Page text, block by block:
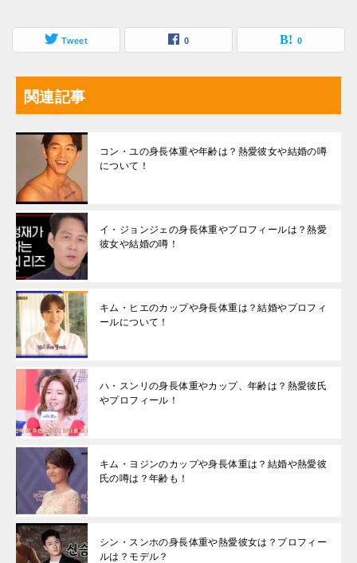
Tweet 0 0
関連記事
コン・ユの身長体重や年齢は？熱愛彼女や結婚の噂
について！
イ・ジョンジェの身長体重やプロフィールは？熱愛
彼女や結婚の噂！
キム・ヒエのカップや身長体重は？結婚やプロフィ
ールについて！
ハ・スンリの身長体重やカップ、年齢は？熱愛彼氏
やプロフィール！
キム・ヨジンのカップや身長体重は？結婚や熱愛彼
氏の噂は？年齢も！
シン・スンホの身長体重や熱愛彼女は？プロフィー
ルは？モデル？